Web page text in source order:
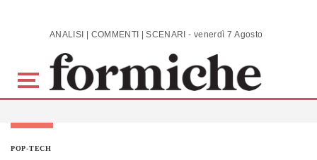
Skip to main content ANALISI | COMMENTI | SCENARI - venerdì 7 Agosto 2026
POP-TECH